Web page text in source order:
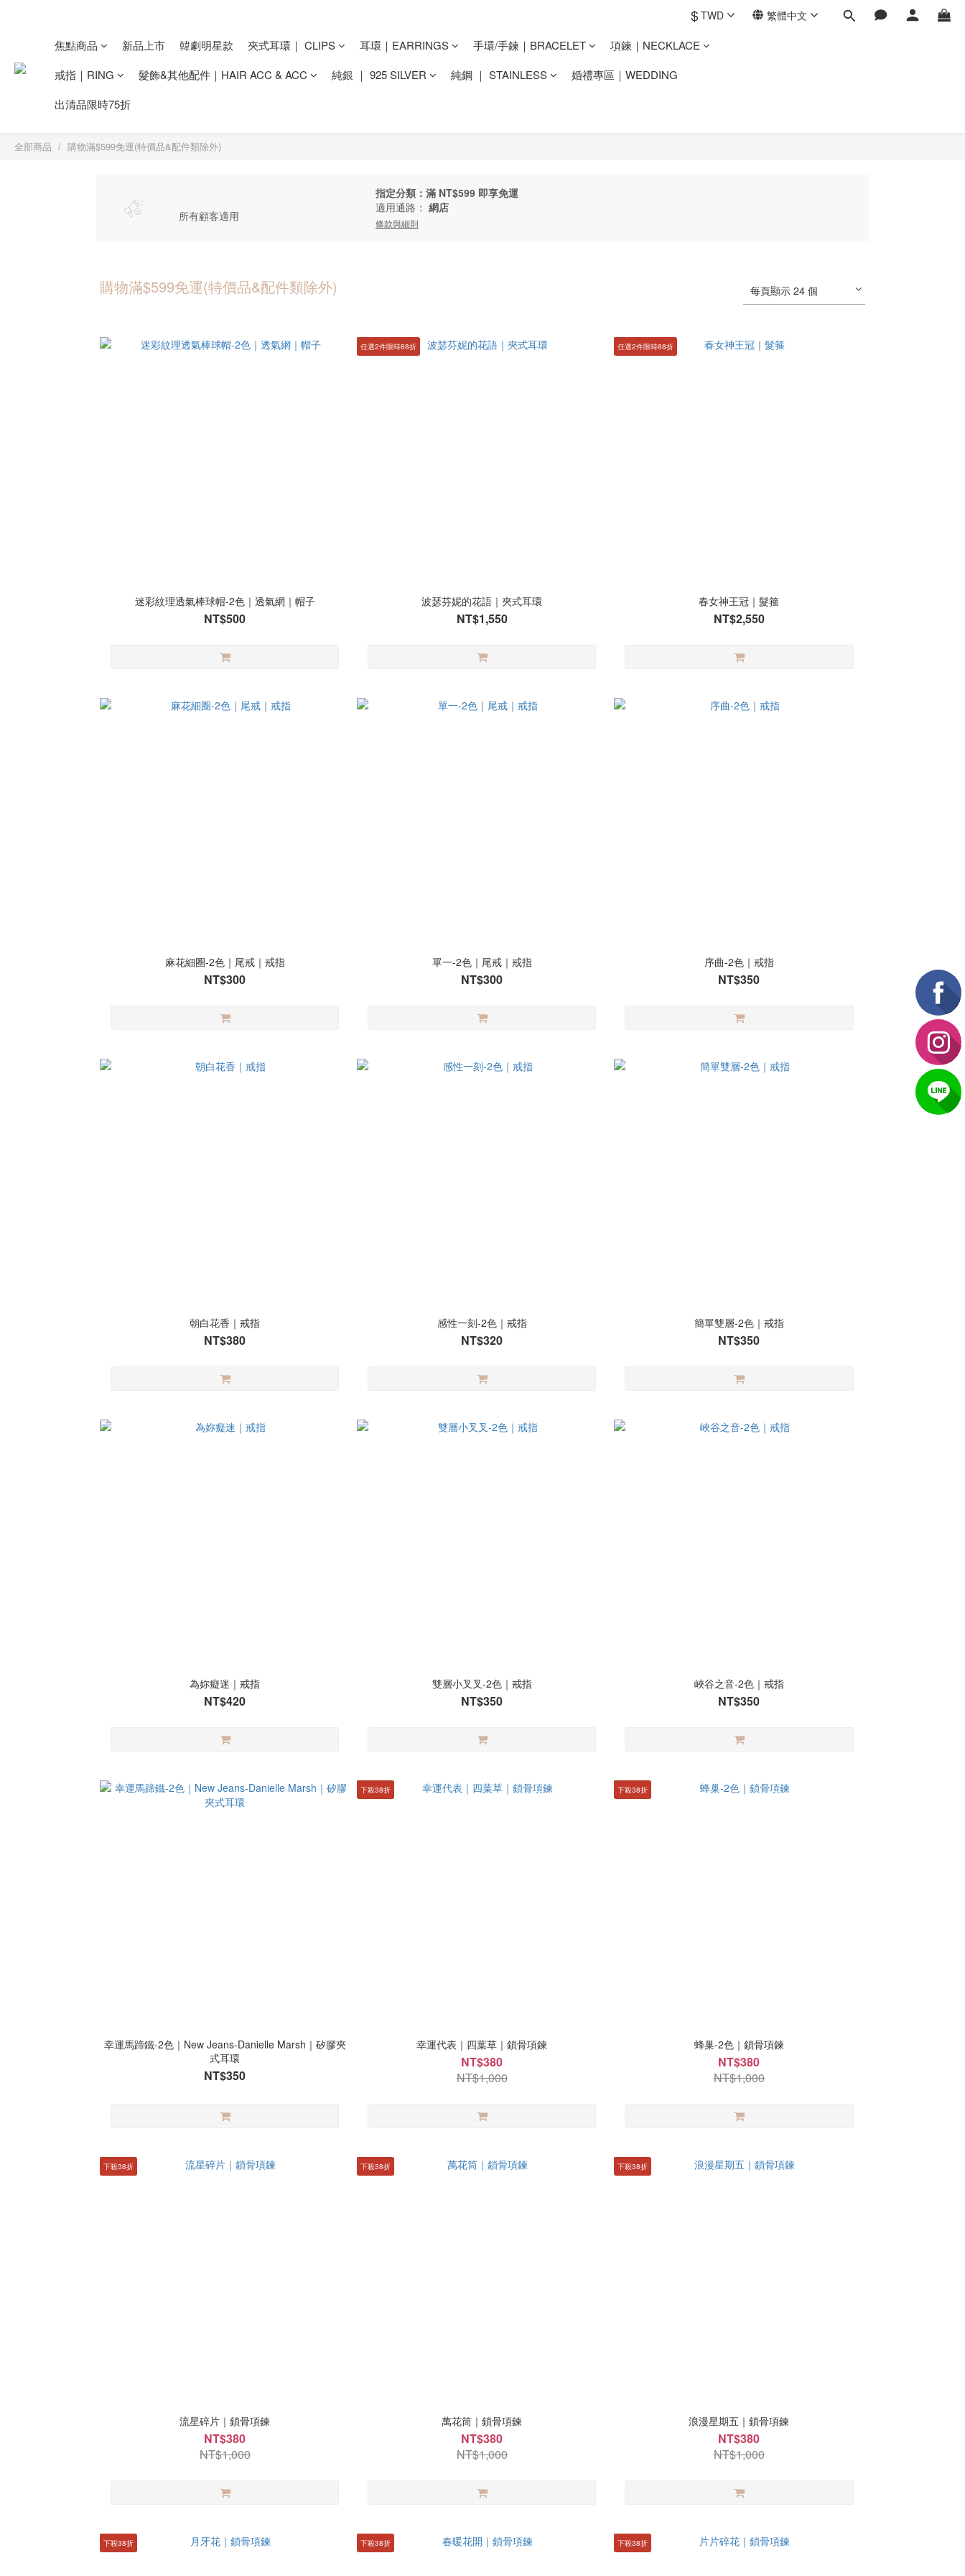
$TWD 繁體中文
焦點商品 新品上市 韓劇明星款 夾式耳環｜ CLIPS 耳環｜EARRINGS 手環/手鍊｜BRACELET
項鍊｜NECKLACE
戒指｜RING
髮飾&其他配件｜HAIR ACC & ACC 純銀 ｜ 925 SILVER 純鋼 ｜ STAINLESS
婚禮專區｜WEDDING
出清品限時75折
全部商品 購物滿$599免運(特價品&配件類除外)
所有顧客適用
指定分類：滿 NT$599 即享免運
適用通路： 網店
條款與細則
購物滿$599免運(特價品&配件類除外) 每頁顯示 24 個
迷彩紋理透氣棒球帽-2色｜透氣網｜帽子
NT$500
任選2件限時88折
波瑟芬妮的花語｜夾式耳環
NT$1,550
任選2件限時88折
春女神王冠｜髮箍
NT$2,550
麻花細圈-2色｜尾戒｜戒指
NT$300
單一-2色｜尾戒｜戒指
NT$300
序曲-2色｜戒指
NT$350
朝白花香｜戒指
NT$380
感性一刻-2色｜戒指
NT$320
簡單雙層-2色｜戒指
NT$350
為妳癡迷｜戒指
NT$420
雙層小叉叉-2色｜戒指
NT$350
峽谷之音-2色｜戒指
NT$350
幸運馬蹄鐵-2色｜New Jeans-Danielle Marsh｜矽膠夾
式耳環
NT$350
下殺38折
幸運代表｜四葉草｜鎖骨項鍊
NT$380
NT$1,000
下殺38折
蜂巢-2色｜鎖骨項鍊
NT$380
NT$1,000
下殺38折
流星碎片｜鎖骨項鍊
NT$380
NT$1,000
下殺38折
萬花筒｜鎖骨項鍊
NT$380
NT$1,000
下殺38折
浪漫星期五｜鎖骨項鍊
NT$380
NT$1,000
下殺38折 下殺38折 下殺38折